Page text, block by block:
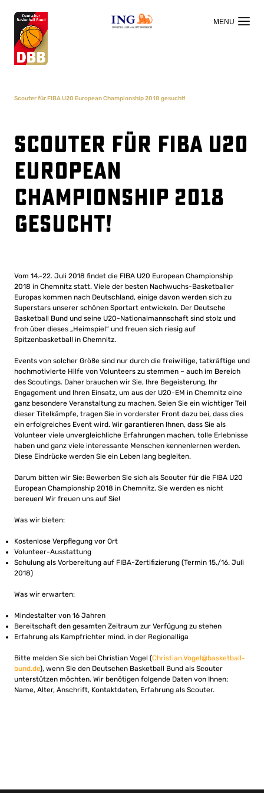
OFFIZIELLER HAUPTSPONSOR
Scouter für FIBA U20 European Championship 2018 gesucht!
Scouter für FIBA U20
European
Championship 2018
gesucht!
Vom 14.-22. Juli 2018 findet die FIBA U20 European Championship
2018 in Chemnitz statt. Viele der besten Nachwuchs-Basketballer
Europas kommen nach Deutschland, einige davon werden sich zu
Superstars unserer schönen Sportart entwickeln. Der Deutsche
Basketball Bund und seine U20-Nationalmannschaft sind stolz und
froh über dieses „Heimspiel“ und freuen sich riesig auf
Spitzenbasketball in Chemnitz.
Events von solcher Größe sind nur durch die freiwillige, tatkräftige und
hochmotivierte Hilfe von Volunteers zu stemmen – auch im Bereich
des Scoutings. Daher brauchen wir Sie, Ihre Begeisterung, Ihr
Engagement und Ihren Einsatz, um aus der U20-EM in Chemnitz eine
ganz besondere Veranstaltung zu machen. Seien Sie ein wichtiger Teil
dieser Titelkämpfe, tragen Sie in vorderster Front dazu bei, dass dies
ein erfolgreiches Event wird. Wir garantieren Ihnen, dass Sie als
Volunteer viele unvergleichliche Erfahrungen machen, tolle Erlebnisse
haben und ganz viele interessante Menschen kennenlernen werden.
Diese Eindrücke werden Sie ein Leben lang begleiten.
Darum bitten wir Sie: Bewerben Sie sich als Scouter für die FIBA U20
European Championship 2018 in Chemnitz. Sie werden es nicht
bereuen! Wir freuen uns auf Sie!
Was wir bieten:
Kostenlose Verpflegung vor Ort
Volunteer-Ausstattung
Schulung als Vorbereitung auf FIBA-Zertifizierung (Termin 15./16. Juli
2018)
Was wir erwarten:
Mindestalter von 16 Jahren
Bereitschaft den gesamten Zeitraum zur Verfügung zu stehen
Erfahrung als Kampfrichter mind. in der Regionalliga
Bitte melden Sie sich bei Christian Vogel (Christian.Vogel@basketball-
bund.de), wenn Sie den Deutschen Basketball Bund als Scouter
unterstützen möchten. Wir benötigen folgende Daten von Ihnen:
Name, Alter, Anschrift, Kontaktdaten, Erfahrung als Scouter.